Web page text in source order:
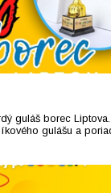
guláš borec
gulášu a